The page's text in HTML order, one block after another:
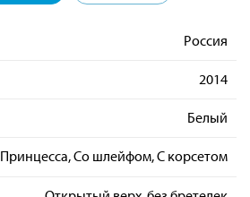
Россия
2014
Белый
Принцесса, Со шлейфом, С корсетом